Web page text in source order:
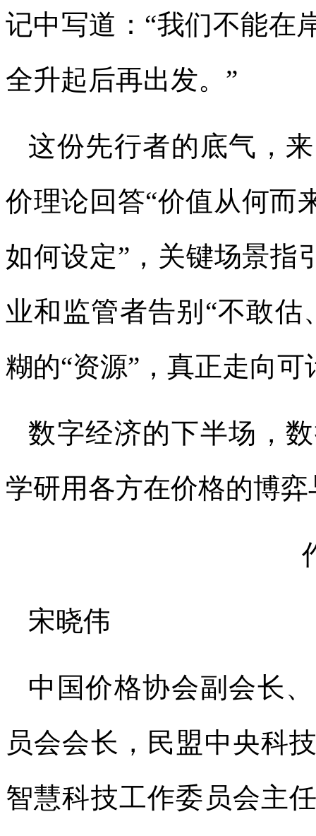
记中写道：“我们不能在
全升起后再出发。”
这份先行者的底气，
价理论回答“价值从何而
如何设定”，关键场景
业和监管者告别“不敢
糊的“资源”，真正走向
数字经济的下半场，
学研用各方在价格的博
宋晓伟
中国价格协会副会长
员会会长，民盟中央科
智慧科技工作委员会主